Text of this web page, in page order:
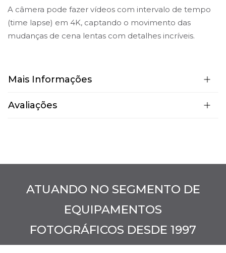
A câmera pode fazer vídeos com intervalo de tempo
(time lapse) em 4K, captando o movimento das
mudanças de cena lentas com detalhes incríveis.
Mais Informações
Avaliações
ATUANDO NO SEGMENTO DE
EQUIPAMENTOS
FOTOGRÁFICOS DESDE 1997